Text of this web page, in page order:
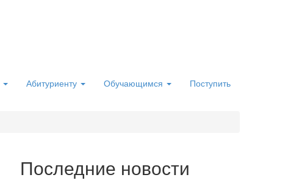
Абитуриенту Обучающимся Поступить
Последние новости